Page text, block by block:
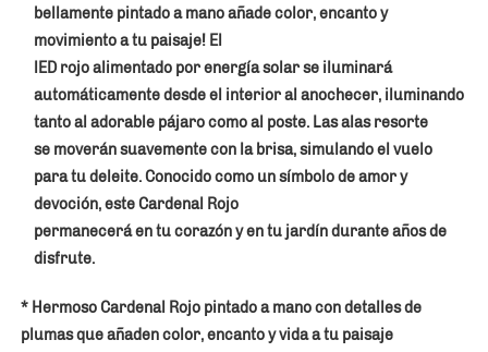
bellamente pintado a mano añade color, encanto y
movimiento a tu paisaje! El
lED rojo alimentado por energía solar se iluminará
automáticamente desde el interior al anochecer, iluminando
tanto al adorable pájaro como al poste. Las alas resorte
se moverán suavemente con la brisa, simulando el vuelo
para tu deleite. Conocido como un símbolo de amor y
devoción, este Cardenal Rojo
permanecerá en tu corazón y en tu jardín durante años de
disfrute.
* Hermoso Cardenal Rojo pintado a mano con detalles de
plumas que añaden color, encanto y vida a tu paisaje